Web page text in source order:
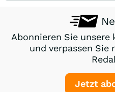
Abonnieren Sie
und verpassen Sie
Jetzt